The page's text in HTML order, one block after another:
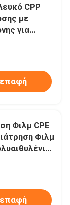
CPP
με
για
και
επαφή
Φιλμ CPE
Φιλμ
επαφή